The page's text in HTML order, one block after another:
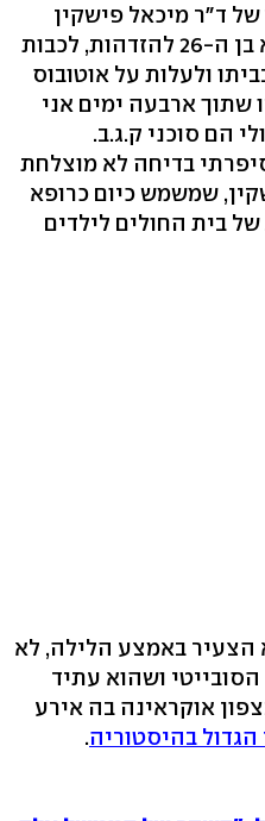
ד"ר מיכאל פישקין
(59). הגברים ביקשו מהרופא בן ה-26 להזדהות, לכבות
ולעלות על אוטובוס
ארבעה ימים אני
הם סוכני ק.ג.ב.
בדיחה לא מוצלחת
שמשמש כיום כרופא
בית החולים לילדים
הצעיר באמצע הלילה, לא
ושהוא עתיד
אוקראינה בה אירע
הגדול בהיסטוריה.